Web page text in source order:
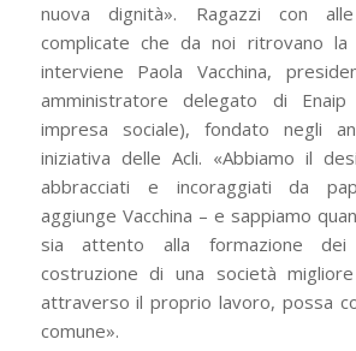
nuova dignità». Ragazzi con
complicate che da noi ritrovano la
interviene Paola Vacchina,
amministratore delegato di Enaip
impresa sociale), fondato negli
iniziativa delle Acli. «Abbiamo il
abbracciati e incoraggiati da
aggiunge Vacchina – e sappiamo
sia attento alla formazione
costruzione di una società
attraverso il proprio lavoro, possa
comune».